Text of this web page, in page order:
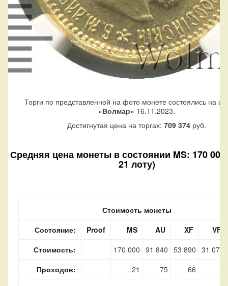
Торги по представленной на фото монете состоялись на
«Волмар» 16.11.2023.
Достигнутая цена на торгах: 709 374 руб.
Средняя цена монеты в состоянии MS: 170
21 лоту)
Стоимость монеты
Состояние:
Proof MS AU XF
VF
Стоимость:
170 000 91 840 53 890 31 070
Проходов:
21 75 66